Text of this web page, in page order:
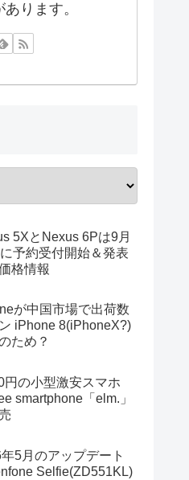
ります。
5XとNexus 6Pは9月
予約受付開始＆発表
格情報
が中国市場で出荷数
iPhone 8(iPhoneX?)
ため？
円の小型激安スマホ
smartphone「elm.」
5月のアップデート
Selfie(ZD551KL)